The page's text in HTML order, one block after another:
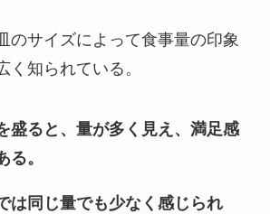
のサイズによって食事量の印象
く知られている。
盛ると、量が多く見え、満足感
る。
は同じ量でも少なく感じられ